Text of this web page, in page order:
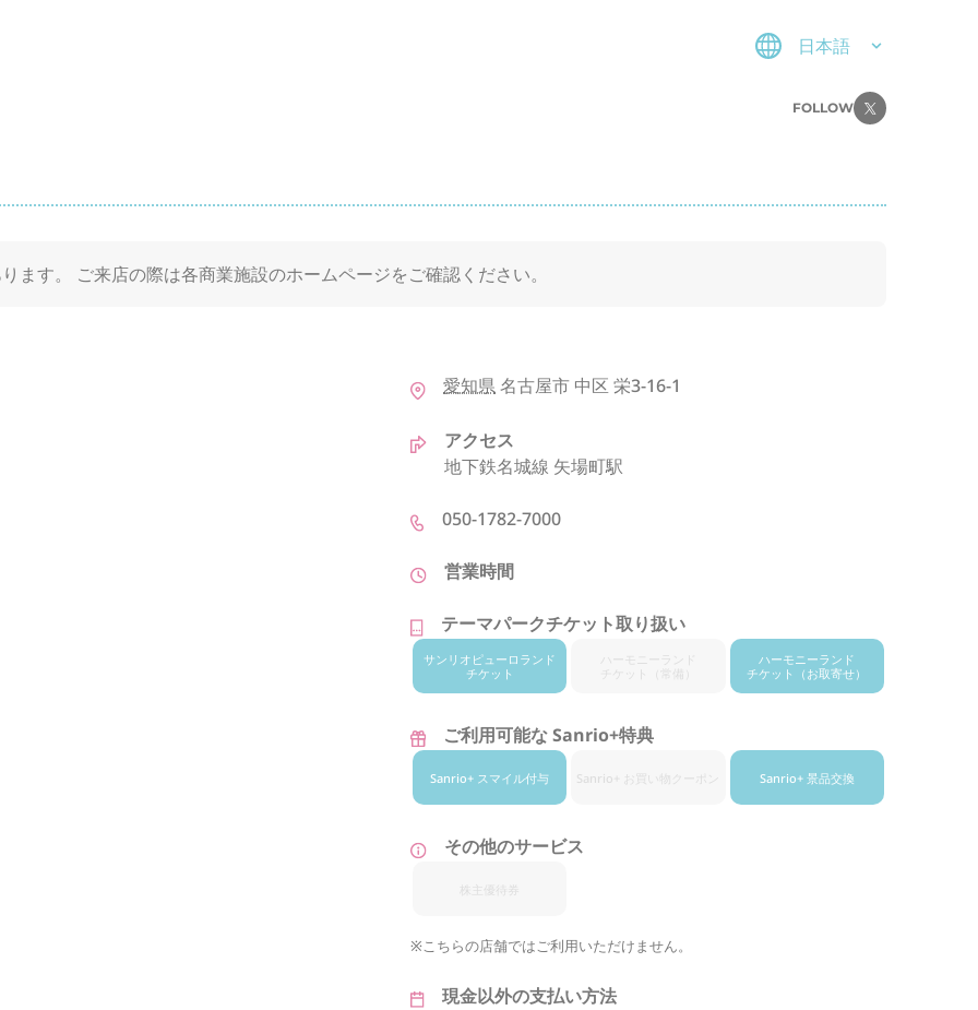
日本語
FOLLOW
ます。 ご来店の際は各商業施設のホームページをご確認ください。
愛知県名古屋市 中区栄3-16-1
アクセス
地下鉄名城線 矢場町駅
050-1782-7000
営業時間
テーマパークチケット取り扱い
サンリオ ピューロランド
チケット
ランド
（常備）
ハーモニーランド
チケット
（お取寄せ）
ご利用可能な Sanrio+特典
Sanrio+ スマイル付与 Sanrio+ お買い物 クーポン Sanrio+ 景品交換
その他のサービス
株主優待券
※こちらの店舗ではご利用いただけません。
現金以外の支払い方法